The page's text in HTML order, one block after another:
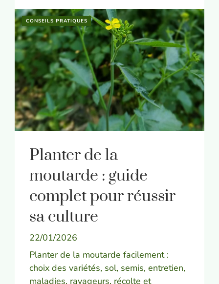
CONSEILS PRATIQUES
Planter de la
moutarde : guide
complet pour réussir
sa culture
22/01/2026
Planter de la moutarde facilement :
choix des variétés, sol, semis, entretien,
maladies, ravageurs, récolte et